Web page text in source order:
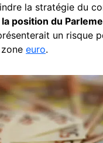
la stratégie du
position du
un risque
euro.